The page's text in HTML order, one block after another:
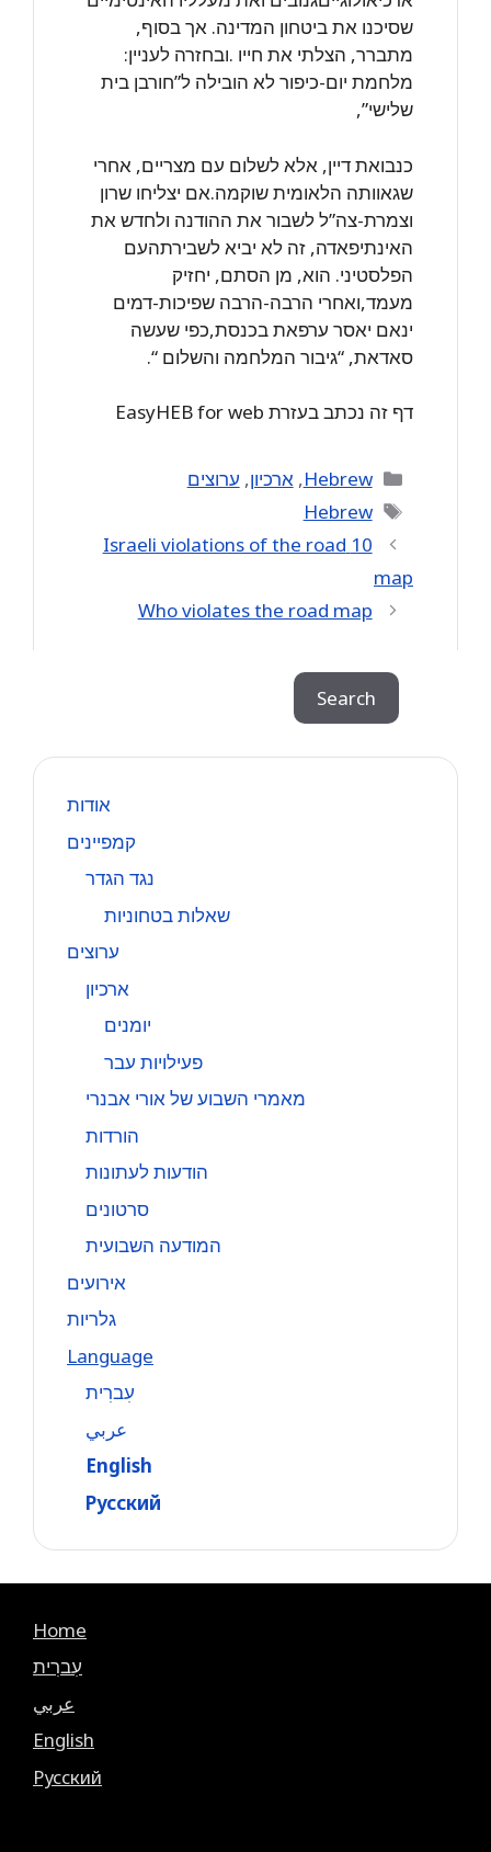
שסיכנו את ביטחון המדינה. אך בסוף,
מתברר, הצלתי את חייו .ובחזרה לעניין:
מלחמת יום-כיפור לא הובילה ל”חורבן בית
שלישי”,
כנבואת דיין, אלא לשלום עם מצריים, אחרי
שגאוותה הלאומית שוקמה.אם יצליחו שרון
וצמרת-צה”ל לשבור את ההודנה ולחדש את
האינתיפאדה, זה לא יביא לשבירתהעם
הפלסטיני. הוא, מן הסתם, יחזיק
מעמד,ואחרי הרבה-הרבה שפיכות-דמים
ינאם יאסר ערפאת בכנסת,כפי שעשה
סאדאת, “גיבור המלחמה והשלום “.
דף זה נכתב בעזרת EasyHEB for web
Categories
Hebrew
,ארכיון, ערוצים
Tags
Hebrew
10 Israeli violations of the road
map
Who violates the road map
Search
אודות
קמפיינים
נגד הגדר
שאלות בטחוניות
ערוצים
ארכיון
יומנים
פעילויות עבר
מאמרי השבוע של אורי אבנרי
הורדות
הודעות לעתונות
סרטונים
המודעה השבועית
אירועים
גלריות
Language
עִברִית
عربي
English
Русский
Home
עִברִית
عربي
English
Русский